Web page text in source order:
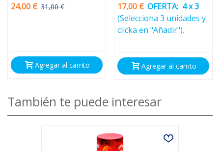
24,00 € 31,00 €
Agregar al carrito
17,00 € OFERTA: 4 x 3
(Selecciona 3 unidades y
clicka en "Añadir").
Agregar al carrito
También te puede interesar